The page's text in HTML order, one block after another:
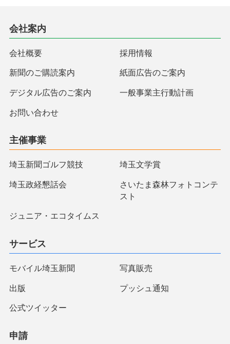
会社案内
会社概要 採用情報
新聞のご購読案内 紙面広告のご案内
デジタル広告のご案内 一般事業主行動計画
お問い合わせ
主催事業
埼玉新聞ゴルフ競技 埼玉文学賞
埼玉政経懇話会
さいたま森林フォトコンテ
スト
ジュニア・エコタイムス
サービス
モバイル埼玉新聞 写真販売
出版 プッシュ通知
公式ツイッター
申請